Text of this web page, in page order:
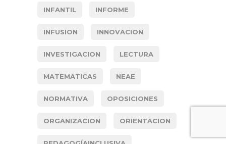
INFANTIL INFORME
INFUSION INNOVACION
INVESTIGACION LECTURA
MATEMATICAS NEAE
NORMATIVA OPOSICIONES
ORGANIZACION ORIENTACION